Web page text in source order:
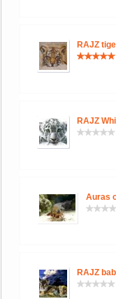
RAJZ
RAJZ
Auras
RAJZ